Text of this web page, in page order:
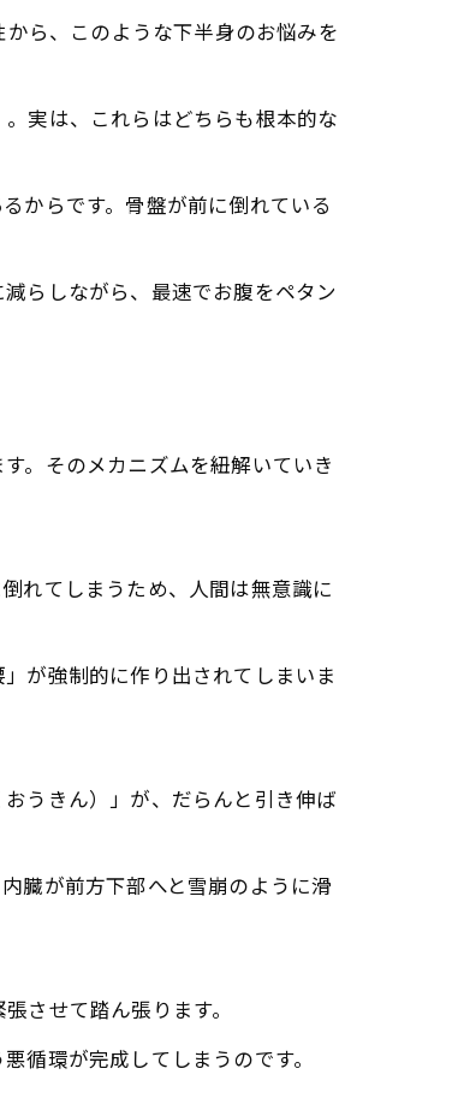
ら、このような下半身のお悩みを
実は、これらはどちらも根本的な
からです。骨盤が前に倒れている
らしながら、最速でお腹をペタン
。そのメカニズムを紐解いていき
れてしまうため、人間は無意識に
が強制的に作り出されてしまいま
うきん）」が、だらんと引き伸ば
臓が前方下部へと雪崩のように滑
させて踏ん張ります。
循環が完成してしまうのです。